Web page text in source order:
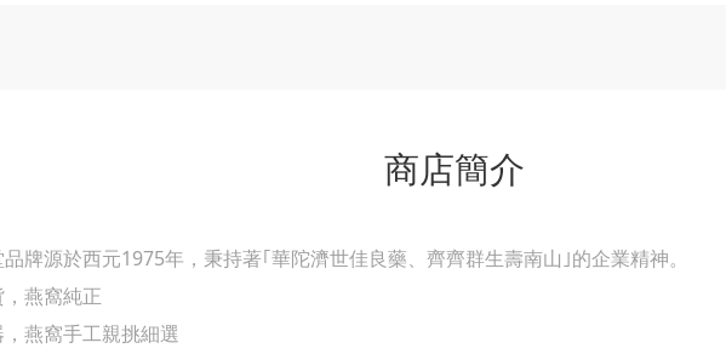
商店簡介
牌源於西元1975年，秉持著｢華陀濟世佳良藥、齊齊群生壽南山｣的企業精神。
，燕窩純正
，燕窩手工親挑細選